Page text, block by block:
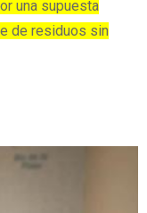
una supuesta
de residuos sin